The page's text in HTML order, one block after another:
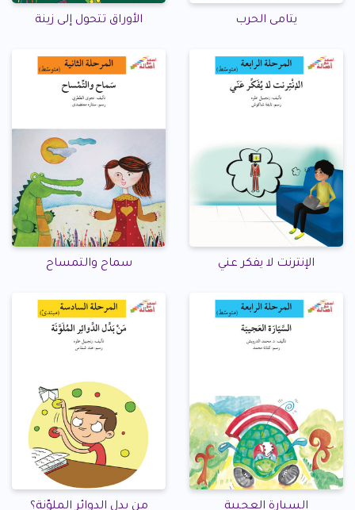
يتامى الحرب الأوراق تتحول إلى زينة
الإنترنت لا يفكر عني سماح والتمساح
السيارة العجيبة من بدل الدوائر الملوّنة؟